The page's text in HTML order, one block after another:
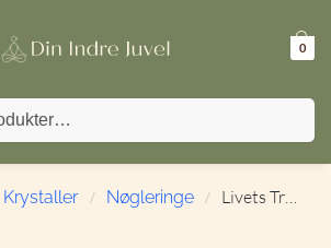
0
🚚 FRI FRAGT ved køb over 499,- | ⭐ TrustPilot 4,9 / 5
Krystaller / Nøgleringe / Livets Træ | Shungite | Krystal Nøglering